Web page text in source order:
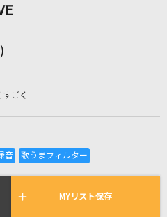
ケ検索
店舗検索
りれき
われている曲の一覧
ごく
MYリスト保存